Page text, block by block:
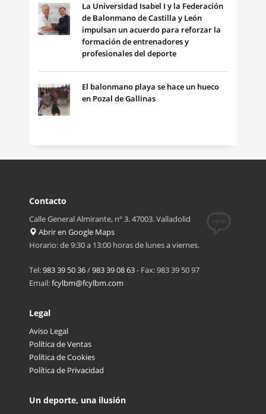
La Universidad Isabel I y la Federación
de Balonmano de Castilla y León
impulsan un acuerdo para reforzar la
formación de entrenadores y
profesionales del deporte
El balonmano playa se hace un hueco
en Pozal de Gallinas
Contacto
Calle General Almirante, nº 3. 47003. Valladolid
Abrir en Google Maps
Horario: de 9:30 a 13:00 horas de lunes a viernes.
Tel:983 39 50 36/983 39 08 63- Fax: 983 39 50 97
Email:fcylbm@fcylbm.com
Legal
Aviso Legal
Política de Ventas
Política de Cookies
Política de Privacidad
Un deporte, una ilusión